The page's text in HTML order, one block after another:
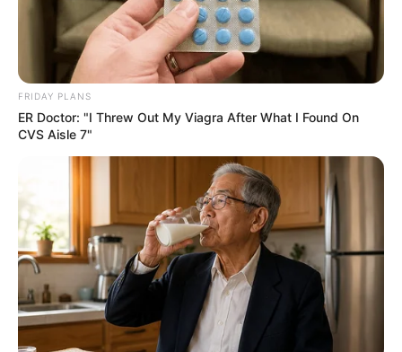
FRIDAY PLANS
ER Doctor: "I Threw Out My Viagra After What I Found On
CVS Aisle 7"